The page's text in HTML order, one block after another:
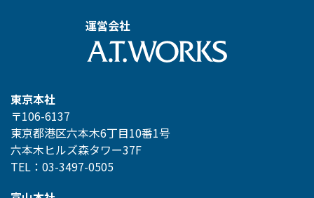
運営会社
東京本社
〒106-6137
東京都港区六本木6丁目10番1号
六本木ヒルズ森タワー37F
TEL：03-3497-0505